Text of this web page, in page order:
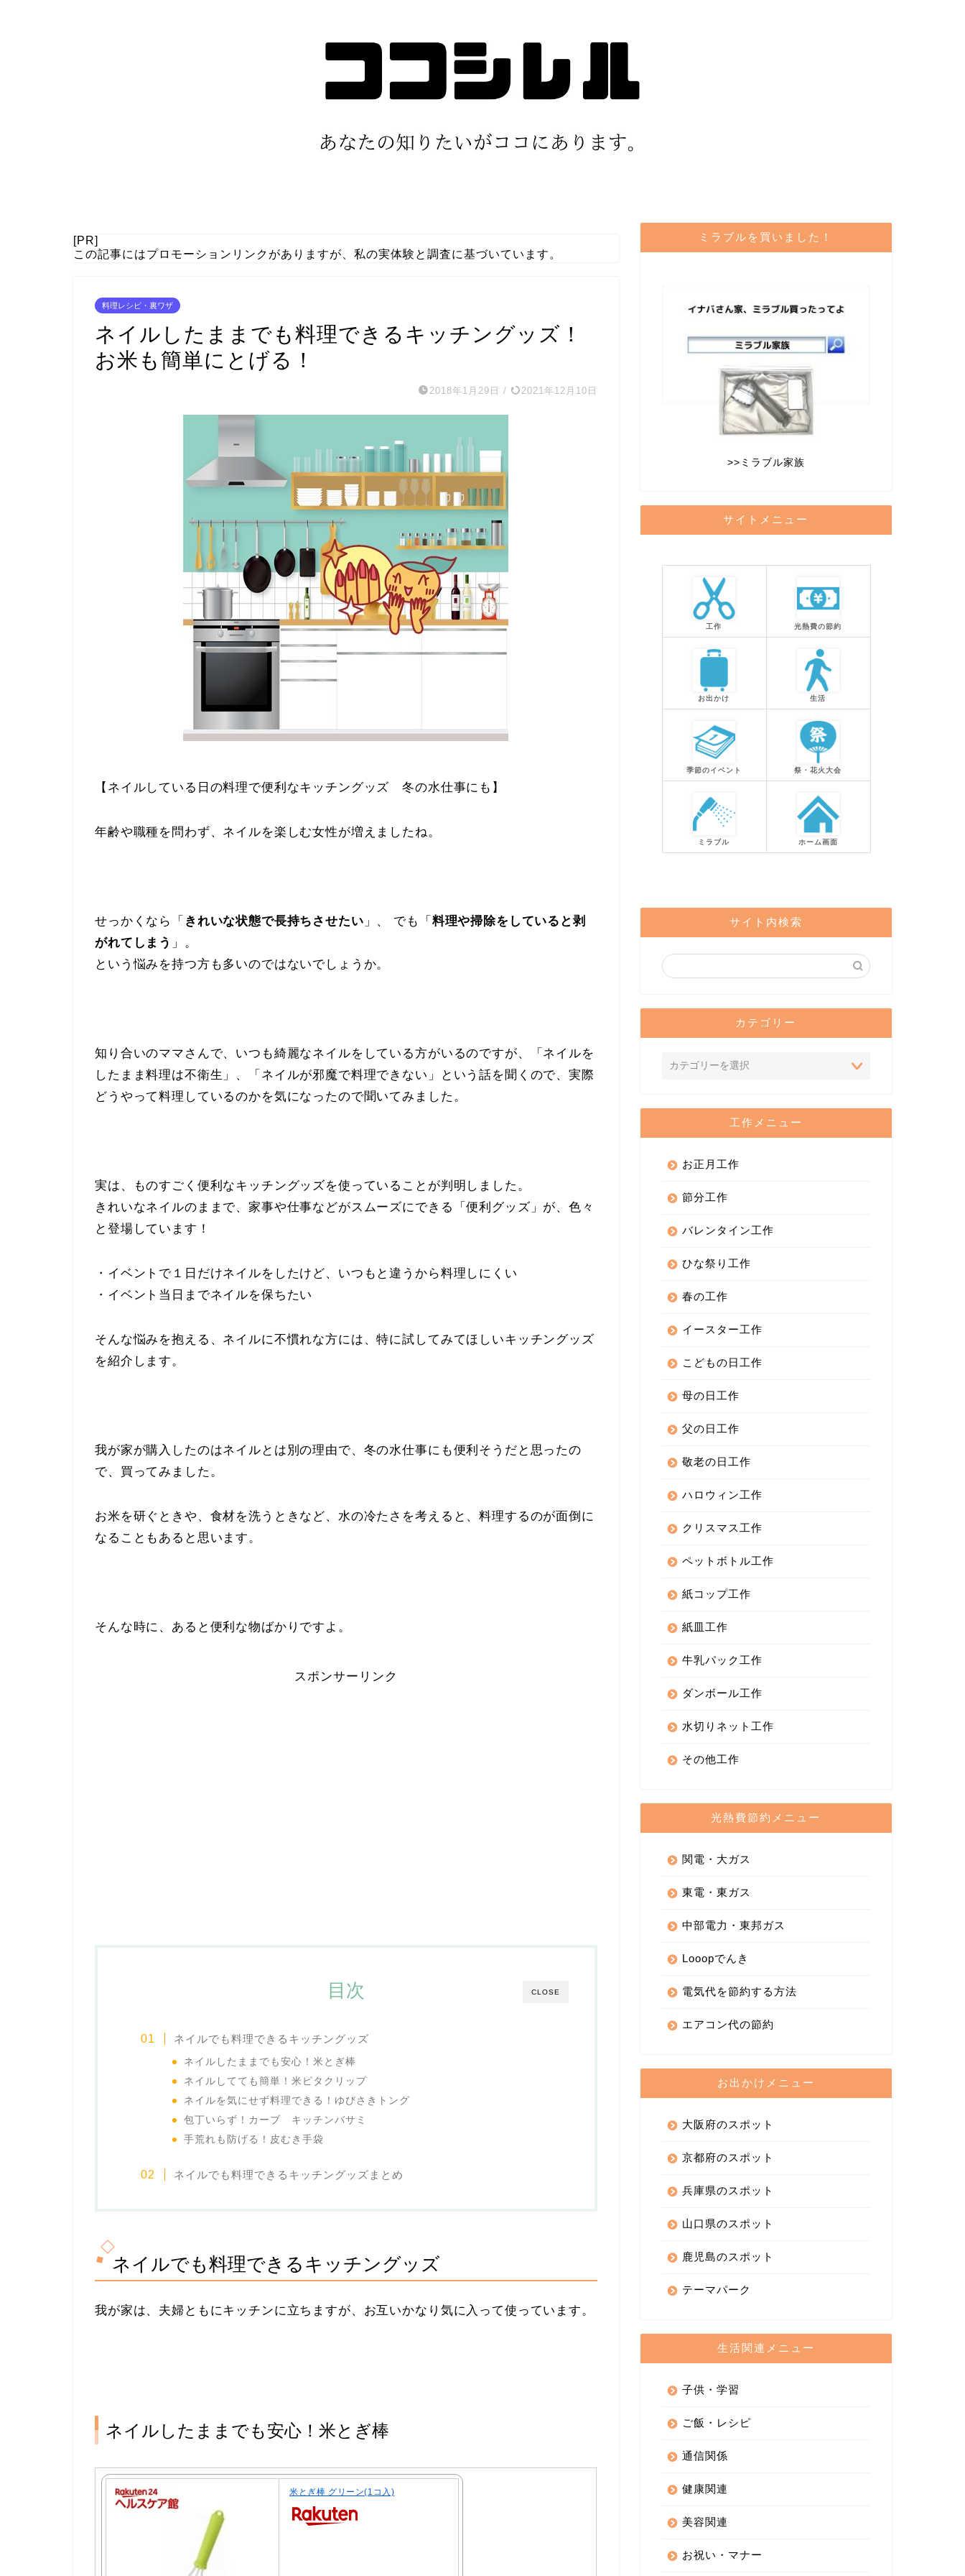
[PR]
この記事にはプロモーションリンクがありますが、私の実体験と調査に基づいています。
料理レシピ・裏ワザ
ネイルしたままでも料理できるキッチングッズ！
お米も簡単にとげる！
2018年1月29日 / 2021年12月10日
【ネイルしている日の料理で便利なキッチングッズ 冬の水仕事にも】
年齢や職種を問わず、ネイルを楽しむ女性が増えましたね。
せっかくなら「 きれいな状態で長持ちさせたい 」、 でも「 料理や掃除をしていると剥
がれてしまう 」。
という悩みを持つ方も多いのではないでしょうか。
知り合いのママさんで、いつも綺麗なネイルをしている方がいるのですが、「 ネイルを
したまま料理は不衛生 」、「 ネイルが邪魔で料理できない 」という話を聞くので、実際
どうやって料理しているのかを気になったので聞いてみました。
実は、ものすごく便利なキッチングッズを使っていることが判明しました。
きれいなネイルのままで、家事や仕事などがスムーズにできる「便利グッズ」が、色々
と登場しています！
・イベントで１日だけネイルをしたけど、いつもと違うから料理しにくい
・イベント当日までネイルを保ちたい
そんな悩みを抱える、ネイルに不慣れな方には、特に試してみてほしいキッチングッズ
を紹介します。
我が家が購入したのはネイルとは別の理由で、冬の水仕事にも便利そうだと思ったの
で、買ってみました。
お米を研ぐときや、食材を洗うときなど、水の冷たさを考えると、料理するのが面倒に
なることもあると思います。
そんな時に、あると便利な物ばかりですよ。
スポンサーリンク
CLOSE
目次
ネイルでも料理できるキッチングッズ
ネイルしたままでも安心！米とぎ棒
ネイルしてても簡単！米ピタクリップ
ネイルを気にせず料理できる！ゆびさきトング
包丁いらず！カーブ キッチンバサミ
手荒れも防げる！皮むき手袋
ネイルでも料理できるキッチングッズまとめ
ネイルでも料理できるキッチングッズ
我が家は、夫婦ともにキッチンに立ちますが、お互いかなり気に入って使っています。
ネイルしたままでも安心！米とぎ棒
米とぎ棒 グリーン(1コ入)
ミラブルを買いました！
>> ミラブル家族
サイトメニュー
工作 光熱費の節約
お出かけ 生活
季節のイベント 祭・花火大会
ミラブル ホーム画面
サイト内検索
カテゴリー
工作メニュー
お正月工作
節分工作
バレンタイン工作
ひな祭り工作
春の工作
イースター工作
こどもの日工作
母の日工作
父の日工作
敬老の日工作
ハロウィン工作
クリスマス工作
ペットボトル工作
紙コップ工作
紙皿工作
牛乳パック工作
ダンボール工作
水切りネット工作
その他工作
光熱費節約メニュー
関電・大ガス
東電・東ガス
中部電力・東邦ガス
Looopでんき
電気代を節約する方法
エアコン代の節約
お出かけメニュー
大阪府のスポット
京都府のスポット
兵庫県のスポット
山口県のスポット
鹿児島のスポット
テーマパーク
生活関連メニュー
子供・学習
ご飯・レシピ
通信関係
健康関連
美容関連
お祝い・マナー